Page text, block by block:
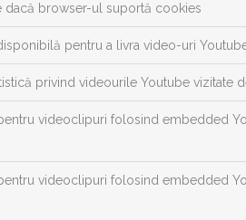
dacă browser-ul suportă cookies
pentru a livra video-uri
privind videourile Youtube vizitate
videoclipuri folosind embedded
videoclipuri folosind embedded